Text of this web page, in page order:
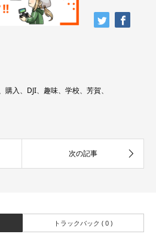
購入、DJI、趣味、学校、芳賀、
トラックバック ( 0 )